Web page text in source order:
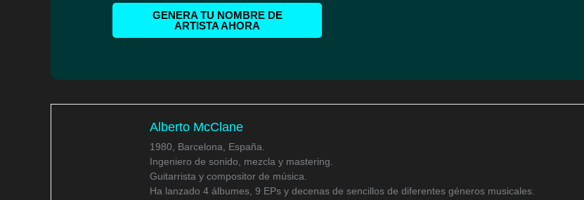
GENERA TU NOMBRE DE
ARTISTA AHORA
Alberto McClane
1980, Barcelona, España.
Ingeniero de sonido, mezcla y mastering.
Guitarrista y compositor de música.
Ha lanzado 4 álbumes, 9 EPs y decenas de sencillos de diferentes géneros musicales.